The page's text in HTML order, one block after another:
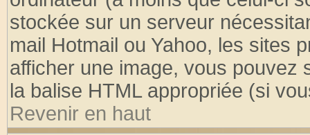
stockée sur un serveur
mail Hotmail ou Yahoo, les sites
afficher une image, vous pouvez
la balise HTML appropriée (si
Revenir en haut